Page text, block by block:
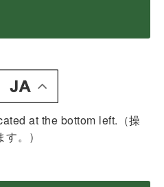
at the bottom left.（操
。）